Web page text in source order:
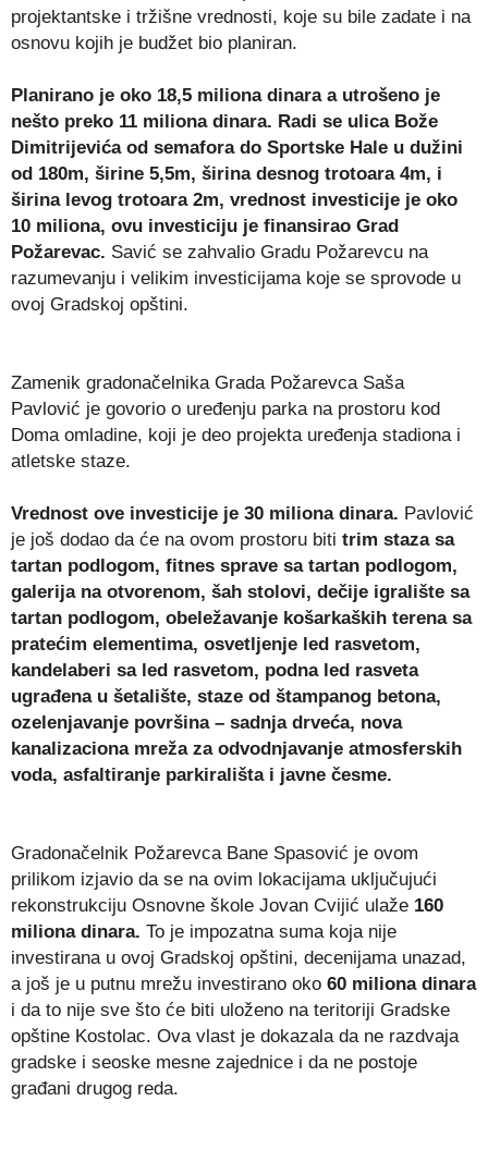
projektantske i tržišne vrednosti, koje su bile zadate i na
osnovu kojih je budžet bio planiran.
Planirano je oko 18,5 miliona dinara a utrošeno je
nešto preko 11 miliona dinara. Radi se ulica Bože
Dimitrijevića od semafora do Sportske Hale u dužini
od 180m, širine 5,5m, širina desnog trotoara 4m, i
širina levog trotoara 2m, vrednost investicije je oko
10 miliona, ovu investiciju je finansirao Grad
Požarevac. Savić se zahvalio Gradu Požarevcu na
razumevanju i velikim investicijama koje se sprovode u
ovoj Gradskoj opštini.
Zamenik gradonačelnika Grada Požarevca Saša
Pavlović je govorio o uređenju parka na prostoru kod
Doma omladine, koji je deo projekta uređenja stadiona i
atletske staze.
Vrednost ove investicije je 30 miliona dinara. Pavlović
je još dodao da će na ovom prostoru biti trim staza sa
tartan podlogom, fitnes sprave sa tartan podlogom,
galerija na otvorenom, šah stolovi, dečije igralište sa
tartan podlogom, obeležavanje košarkaških terena sa
pratećim elementima, osvetljenje led rasvetom,
kandelaberi sa led rasvetom, podna led rasveta
ugrađena u šetalište, staze od štampanog betona,
ozelenjavanje površina – sadnja drveća, nova
kanalizaciona mreža za odvodnjavanje atmosferskih
voda, asfaltiranje parkirališta i javne česme.
Gradonačelnik Požarevca Bane Spasović je ovom
prilikom izjavio da se na ovim lokacijama uključujući
rekonstrukciju Osnovne škole Jovan Cvijić ulaže 160
miliona dinara. To je impozatna suma koja nije
investirana u ovoj Gradskoj opštini, decenijama unazad,
a još je u putnu mrežu investirano oko 60 miliona dinara
i da to nije sve što će biti uloženo na teritoriji Gradske
opštine Kostolac. Ova vlast je dokazala da ne razdvaja
gradske i seoske mesne zajednice i da ne postoje
građani drugog reda.